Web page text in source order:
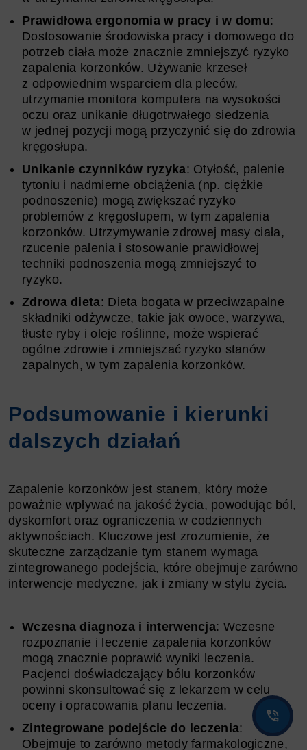
Prawidłowa ergonomia w pracy i w domu:
Dostosowanie środowiska pracy i domowego do
potrzeb ciała może znacznie zmniejszyć ryzyko
zapalenia korzonków. Używanie krzeseł
z odpowiednim wsparciem dla pleców,
utrzymanie monitora komputera na wysokości
oczu oraz unikanie długotrwałego siedzenia
w jednej pozycji mogą przyczynić się do zdrowia
kręgosłupa.
Unikanie czynników ryzyka: Otyłość, palenie
tytoniu i nadmierne obciążenia (np. ciężkie
podnoszenie) mogą zwiększać ryzyko
problemów z kręgosłupem, w tym zapalenia
korzonków. Utrzymywanie zdrowej masy ciała,
rzucenie palenia i stosowanie prawidłowej
techniki podnoszenia mogą zmniejszyć to
ryzyko.
Zdrowa dieta: Dieta bogata w przeciwzapalne
składniki odżywcze, takie jak owoce, warzywa,
tłuste ryby i oleje roślinne, może wspierać
ogólne zdrowie i zmniejszać ryzyko stanów
zapalnych, w tym zapalenia korzonków.
Podsumowanie i kierunki
dalszych działań
Zapalenie korzonków jest stanem, który może
poważnie wpływać na jakość życia, powodując ból,
dyskomfort oraz ograniczenia w codziennych
aktywnościach. Kluczowe jest zrozumienie, że
skuteczne zarządzanie tym stanem wymaga
zintegrowanego podejścia, które obejmuje zarówno
interwencje medyczne, jak i zmiany w stylu życia.
Wczesna diagnoza i interwencja: Wczesne
rozpoznanie i leczenie zapalenia korzonków
mogą znacznie poprawić wyniki leczenia.
Pacjenci doświadczający bólu korzonków
powinni skonsultować się z lekarzem w celu
oceny i opracowania planu leczenia.
Zintegrowane podejście do leczenia:
Obejmuje to zarówno metody farmakologiczne,